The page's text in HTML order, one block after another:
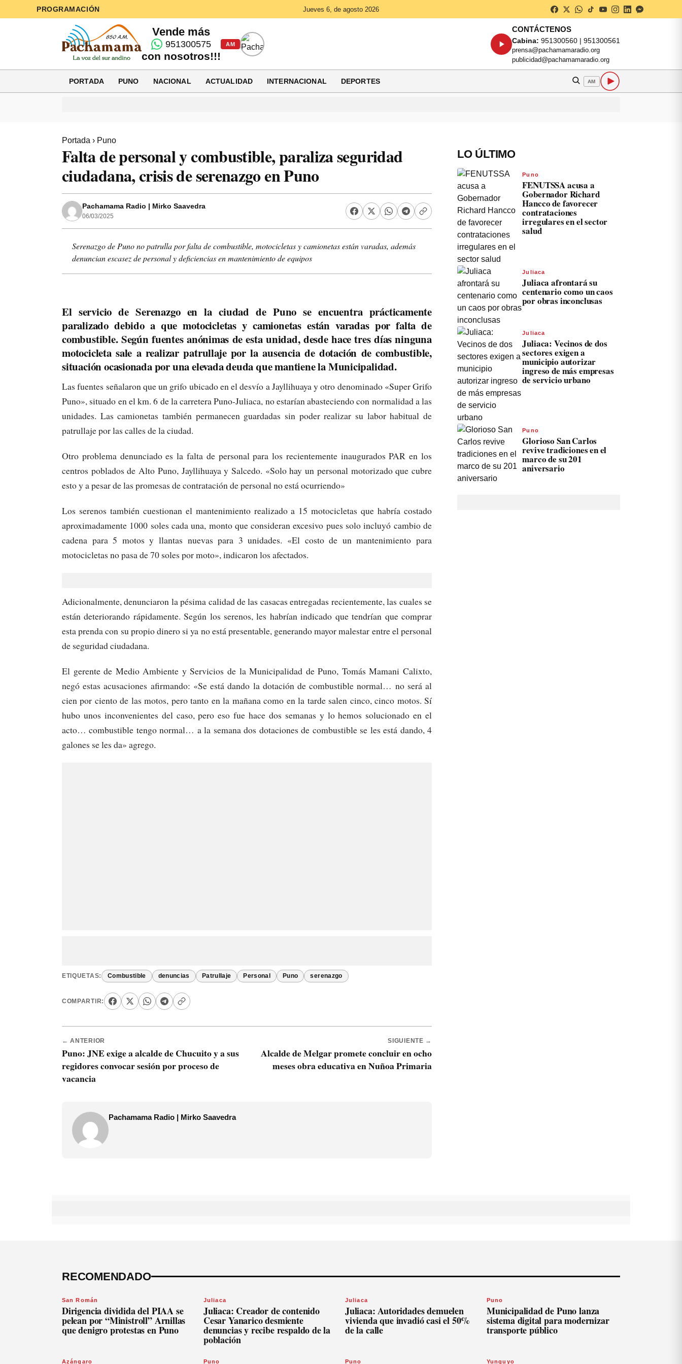
PROGRAMACIÓN Jueves 6, de agosto 2026
Vende más
951300575
con nosotros!!!
AM
CONTÁCTENOS
Cabina: 951300560 | 951300561
prensa@pachamamaradio.org
publicidad@pachamamaradio.org
PORTADA PUNO NACIONAL ACTUALIDAD INTERNACIONAL DEPORTES AM
Portada › Puno
Falta de personal y combustible, paraliza seguridad
ciudadana, crisis de serenazgo en Puno
Pachamama Radio | Mirko Saavedra
06/03/2025
Serenazgo de Puno no patrulla por falta de combustible, motocicletas y camionetas están varadas, además
denuncian escasez de personal y deficiencias en mantenimiento de equipos
El servicio de Serenazgo en la ciudad de Puno se encuentra prácticamente
paralizado debido a que motocicletas y camionetas están varadas por falta de
combustible. Según fuentes anónimas de esta unidad, desde hace tres días ninguna
motocicleta sale a realizar patrullaje por la ausencia de dotación de combustible,
situación ocasionada por una elevada deuda que mantiene la Municipalidad.
Las fuentes señalaron que un grifo ubicado en el desvío a Jayllihuaya y otro denominado «Super Grifo
Puno», situado en el km. 6 de la carretera Puno-Juliaca, no estarían abasteciendo con normalidad a las
unidades. Las camionetas también permanecen guardadas sin poder realizar su labor habitual de
patrullaje por las calles de la ciudad.
Otro problema denunciado es la falta de personal para los recientemente inaugurados PAR en los
centros poblados de Alto Puno, Jayllihuaya y Salcedo. «Solo hay un personal motorizado que cubre
esto y a pesar de las promesas de contratación de personal no está ocurriendo»
Los serenos también cuestionan el mantenimiento realizado a 15 motocicletas que habría costado
aproximadamente 1000 soles cada una, monto que consideran excesivo pues solo incluyó cambio de
cadena para 5 motos y llantas nuevas para 3 unidades. «El costo de un mantenimiento para
motocicletas no pasa de 70 soles por moto», indicaron los afectados.
Adicionalmente, denunciaron la pésima calidad de las casacas entregadas recientemente, las cuales se
están deteriorando rápidamente. Según los serenos, les habrían indicado que tendrían que comprar
esta prenda con su propio dinero si ya no está presentable, generando mayor malestar entre el personal
de seguridad ciudadana.
El gerente de Medio Ambiente y Servicios de la Municipalidad de Puno, Tomás Mamani Calixto,
negó estas acusaciones afirmando: «Se está dando la dotación de combustible normal… no será al
cien por ciento de las motos, pero tanto en la mañana como en la tarde salen cinco, cinco motos. Sí
hubo unos inconvenientes del caso, pero eso fue hace dos semanas y lo hemos solucionado en el
acto… combustible tengo normal… a la semana dos dotaciones de combustible se les está dando, 4
galones se les da» agrego.
ETIQUETAS: Combustible denuncias Patrullaje Personal Puno serenazgo
COMPARTIR:
← ANTERIOR
Puno: JNE exige a alcalde de Chucuito y a sus
regidores convocar sesión por proceso de
vacancia
SIGUIENTE →
Alcalde de Melgar promete concluir en ocho
meses obra educativa en Nuñoa Primaria
Pachamama Radio | Mirko Saavedra
LO ÚLTIMO
Puno
FENUTSSA acusa a
Gobernador Richard
Hancco de favorecer
contrataciones
irregulares en el sector
salud
Juliaca
Juliaca afrontará su
centenario como un caos
por obras inconclusas
Juliaca
Juliaca: Vecinos de dos
sectores exigen a
municipio autorizar
ingreso de más empresas
de servicio urbano
Puno
Glorioso San Carlos
revive tradiciones en el
marco de su 201
aniversario
RECOMENDADO
San Román
Dirigencia dividida del PIAA se
pelean por “Ministroll” Arnillas
que denigro protestas en Puno
Juliaca
Juliaca: Creador de contenido
Cesar Yanarico desmiente
denuncias y recibe respaldo de la
población
Juliaca
Juliaca: Autoridades demuelen
vivienda que invadió casi el 50%
de la calle
Puno
Municipalidad de Puno lanza
sistema digital para modernizar
transporte público
Azángaro Puno Puno Yunguyo